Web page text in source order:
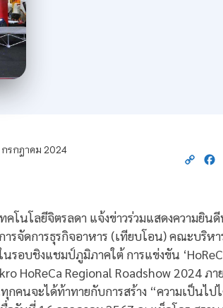
กรกฎาคม 2024
Copy
คโนโลยีจิตรลดา แจ้งข่าวร่วมแสดงความยิ
ดการธุรกิจอาหาร (เทียบโอน) คณะบริหา
บชิงแชมป์ภูมิภาคใต้ การแข่งขัน
HoReCa Regional Roadshow 2024 ภา
กคนจะได้ท้าทายกับการสร้าง “ความเป็นไ